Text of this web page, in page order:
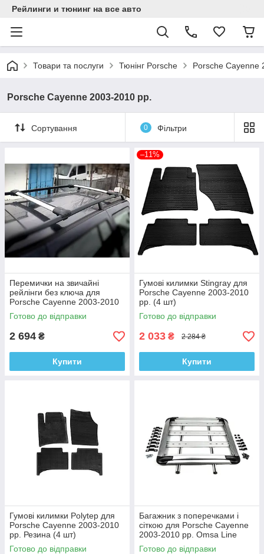
Рейлинги и тюнинг на все авто
Товари та послуги Тюнінг Porsche Porsche Cayenne
Porsche Cayenne 2003-2010 рр.
Сортування 0 Фільтри
Перемички на звичайні
рейлінги без ключа для
Porsche Cayenne 2003-2010
рр. Алюміній + пластик (2 шт)
Готово до відправки
2 694 ₴
Купити
–11%
Гумові килимки Stingray для
Porsche Cayenne 2003-2010
рр. (4 шт)
Готово до відправки
2 033 ₴ 2 284 ₴
Купити
Гумові килимки Polytep для
Porsche Cayenne 2003-2010
рр. Резина (4 шт)
Готово до відправки
Багажник з поперечками і
сіткою для Porsche Cayenne
2003-2010 рр. Omsa Line
Алюміній
Готово до відправки